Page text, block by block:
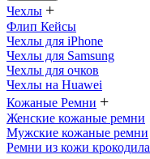
Чехлы +
Флип Кейсы
Чехлы для iPhone
Чехлы для Samsung
Чехлы для очков
Чехлы на Huawei
Кожаные Ремни +
Женские кожаные ремни
Мужские кожаные ремни
Ремни из кожи крокодила